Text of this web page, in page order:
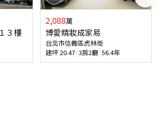
３樓
2,088萬
博愛精妝成家易
台北市信義區虎林街
建坪20.47 3房2廳 56.4年